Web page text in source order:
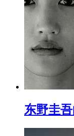
东野圭